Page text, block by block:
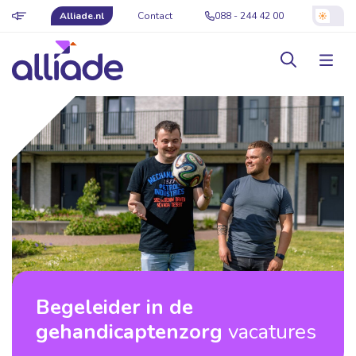
Alliade.nl Contact 088 - 244 42 00
Begeleider in de
gehandicaptenzorg vacatures